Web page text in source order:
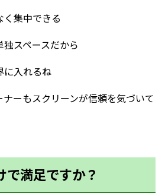
集中できる
スペースだから
に入れるね
ーもスクリーンが信頼を気づいて
で満足ですか？